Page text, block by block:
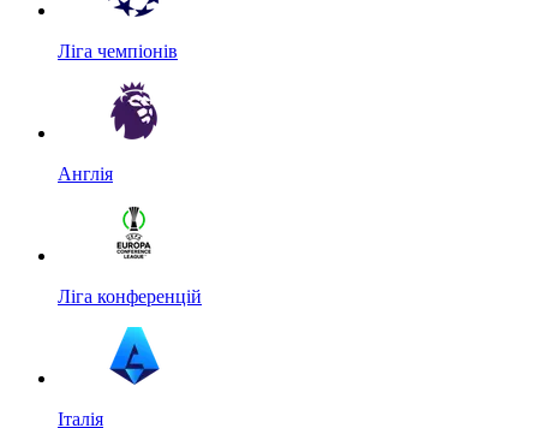
Ліга чемпіонів
Англія
Ліга конференцій
Італія